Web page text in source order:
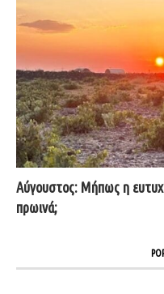
Αύγουστος: Μήπως η
πρωινά;